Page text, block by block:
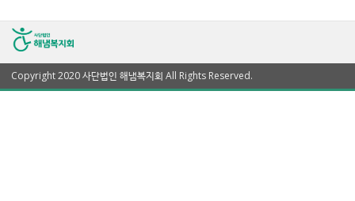
Copyright 2020 사단법인 해냄복지회 All Rights Reserved.